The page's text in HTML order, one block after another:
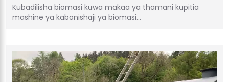
Kubadilisha biomasi kuwa makaa ya thamani kupitia
mashine ya kabonishaji ya biomasi…